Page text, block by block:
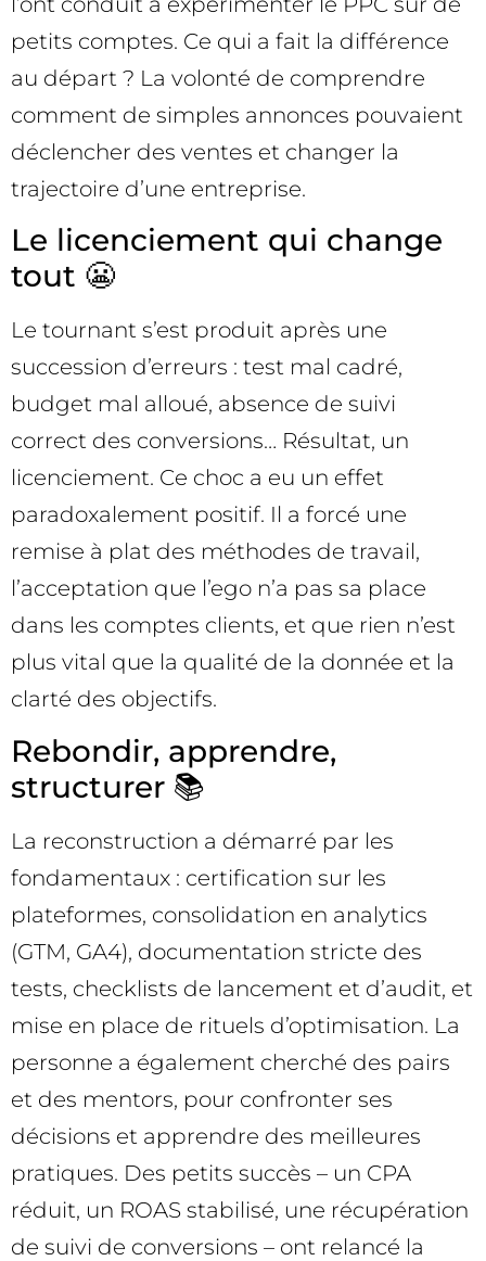
petits comptes. Ce qui a fait la différence
au départ ? La volonté de comprendre
comment de simples annonces pouvaient
déclencher des ventes et changer la
trajectoire d’une entreprise.
Le licenciement qui change
tout 😬
Le tournant s’est produit après une
succession d’erreurs : test mal cadré,
budget mal alloué, absence de suivi
correct des conversions… Résultat, un
licenciement. Ce choc a eu un effet
paradoxalement positif. Il a forcé une
remise à plat des méthodes de travail,
l’acceptation que l’ego n’a pas sa place
dans les comptes clients, et que rien n’est
plus vital que la qualité de la donnée et la
clarté des objectifs.
Rebondir, apprendre,
structurer 📚
La reconstruction a démarré par les
fondamentaux : certification sur les
plateformes, consolidation en analytics
(GTM, GA4), documentation stricte des
tests, checklists de lancement et d’audit, et
mise en place de rituels d’optimisation. La
personne a également cherché des pairs
et des mentors, pour confronter ses
décisions et apprendre des meilleures
pratiques. Des petits succès – un CPA
réduit, un ROAS stabilisé, une récupération
de suivi de conversions – ont relancé la